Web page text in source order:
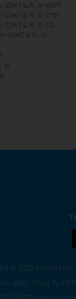
& PL 10 KNTT
& PL 10 CTST
& PL 10 CD
GDKT & PL 10
10
© 2022 Hoc247.net
quản: Công Ty Cổ